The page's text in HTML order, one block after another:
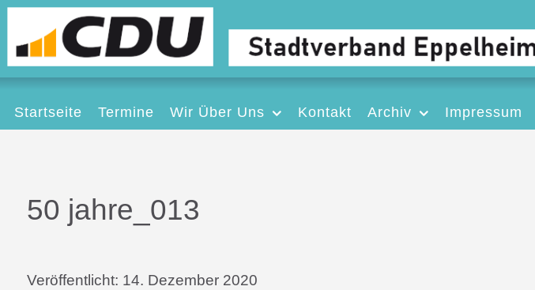
Startseite Termine Wir Über Uns Kontakt Archiv Impressum
50 jahre_013
Veröffentlicht: 14. Dezember 2020